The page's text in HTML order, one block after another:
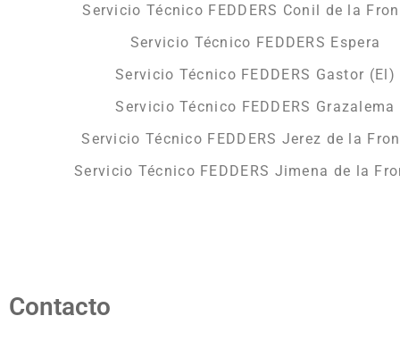
Servicio Técnico FEDDERS Conil de la
Servicio Técnico FEDDERS Espera
Servicio Técnico FEDDERS Gastor (El)
Servicio Técnico FEDDERS Grazalema
Servicio Técnico FEDDERS Jerez de la
Servicio Técnico FEDDERS Jimena de la
Contacto